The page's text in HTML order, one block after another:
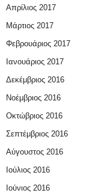
Απρίλιος 2017
Μάρτιος 2017
Φεβρουάριος 2017
Ιανουάριος 2017
Δεκέμβριος 2016
Νοέμβριος 2016
Οκτώβριος 2016
Σεπτέμβριος 2016
Αύγουστος 2016
Ιούλιος 2016
Ιούνιος 2016